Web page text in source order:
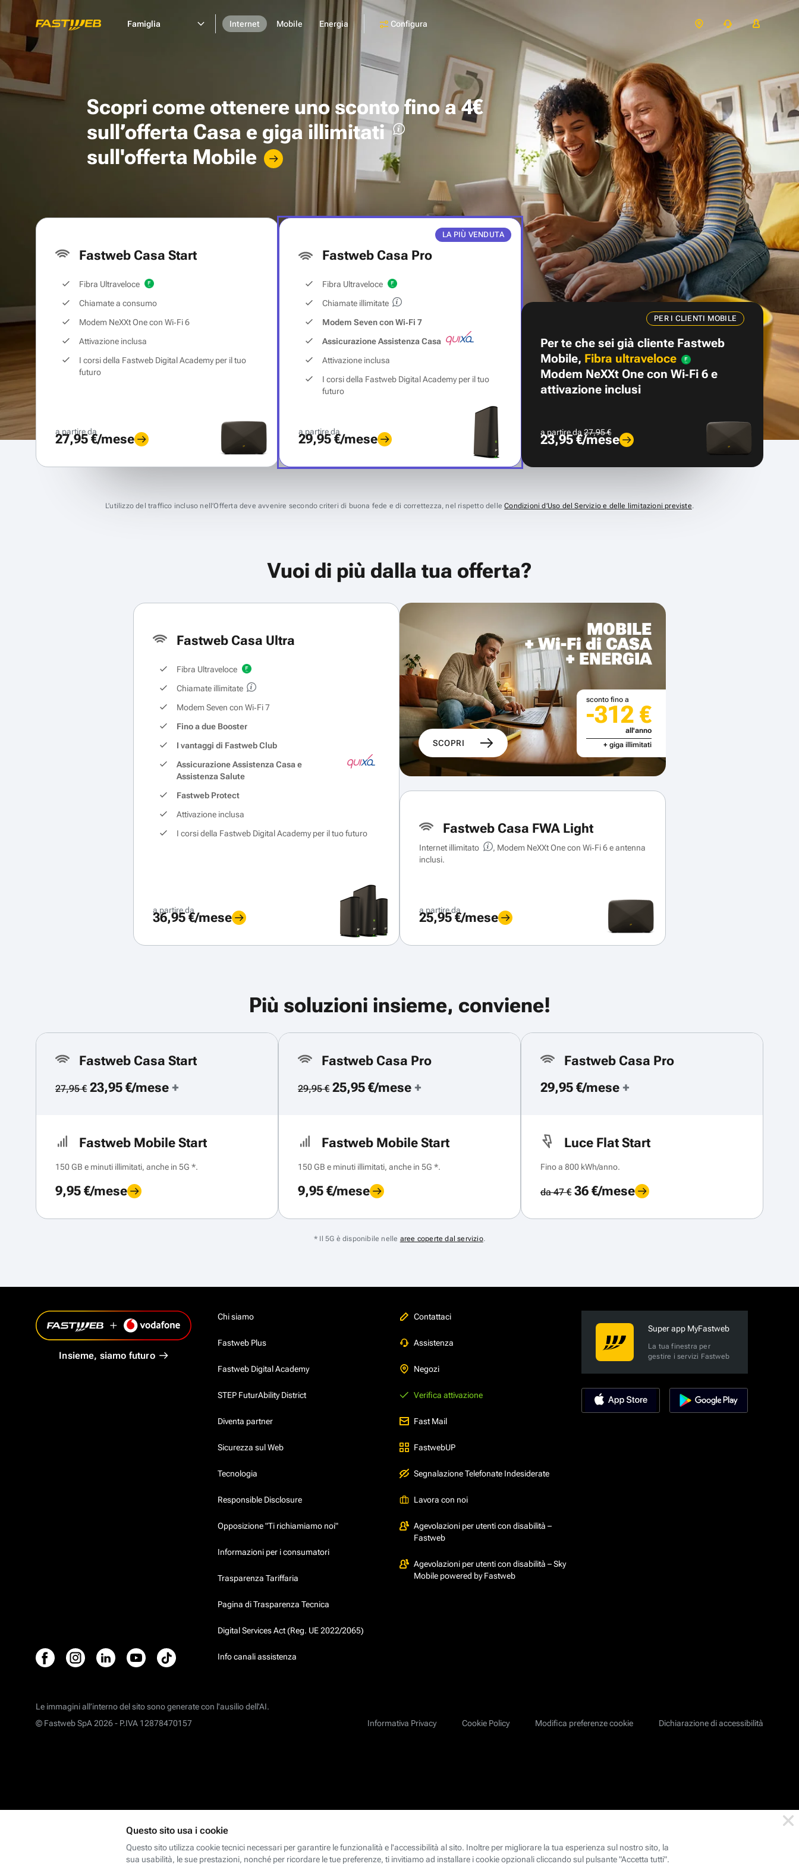
Famiglia Internet Mobile Energia Configura
Scopri come ottenere unosconto fino a 4€
sull’offerta Casa e giga illimitati
sull'offerta Mobile
Fastweb Casa Start
Fibra Ultraveloce
Chiamate a consumo
Modem NeXXt One con Wi‑Fi 6
Attivazione inclusa
I corsi della Fastweb Digital Academy per il tuo
futuro
a partire da
27,95 €/mese
LA PIÙ VENDUTA
Fastweb Casa Pro
Fibra Ultraveloce
Chiamate illimitate
Modem Seven con Wi‑Fi 7
Assicurazione Assistenza Casa
Attivazione inclusa
I corsi della Fastweb Digital Academy per il tuo
futuro
a partire da
29,95 €/mese
PER I CLIENTI MOBILE
Per te che sei già cliente Fastweb
Mobile, Fibra ultraveloce
Modem NeXXt One con Wi‑Fi 6 e
attivazione inclusi
a partire da27,95 €
23,95 €/mese
L’utilizzo del traffico incluso nell’Offerta deve avvenire secondo criteri di buona fede e di correttezza, nel rispetto delleCondizioni d’Uso del Servizio e delle limitazioni previste.
Vuoi di più dalla tua offerta?
Fastweb Casa Ultra
Fibra Ultraveloce
Chiamate illimitate
Modem Seven con Wi‑Fi 7
Fino a due Booster
I vantaggi di Fastweb Club
Assicurazione Assistenza Casa e
Assistenza Salute
Fastweb Protect
Attivazione inclusa
I corsi della Fastweb Digital Academy per il tuo futuro
a partire da
36,95 €/mese
MOBILE
+ Wi-Fi di CASA
+ ENERGIA
SCOPRI
sconto fino a
-312 €
all'anno
+ giga illimitati
Fastweb Casa FWA Light
Internet illimitato
, Modem NeXXt One con Wi‑Fi 6 e antenna
inclusi.
a partire da
25,95 €/mese
Più soluzioni insieme, conviene!
Fastweb Casa Start
27,95 €23,95 €/mese +
Fastweb Mobile Start
150 GB e minuti illimitati, anche in 5G *.
9,95 €/mese
Fastweb Casa Pro
29,95 €25,95 €/mese +
Fastweb Mobile Start
150 GB e minuti illimitati, anche in 5G *.
9,95 €/mese
Fastweb Casa Pro
29,95 €/mese +
Luce Flat Start
Fino a 800 kWh/anno.
da 47 €36 €/mese
* Il 5G è disponibile nelle aree coperte dal servizio.
Insieme, siamo futuro
Chi siamo
Fastweb Plus
Fastweb Digital Academy
STEP FuturAbility District
Diventa partner
Sicurezza sul Web
Tecnologia
Responsible Disclosure
Opposizione "Ti richiamiamo noi"
Informazioni per i consumatori
Trasparenza Tariffaria
Pagina di Trasparenza Tecnica
Digital Services Act (Reg. UE 2022/2065)
Info canali assistenza
Contattaci
Assistenza
Negozi
Verifica attivazione
Fast Mail
FastwebUP
Segnalazione Telefonate Indesiderate
Lavora con noi
Agevolazioni per utenti con disabilità –
Fastweb
Agevolazioni per utenti con disabilità – Sky
Mobile powered by Fastweb
Super app MyFastweb
La tua finestra per
gestire i servizi Fastweb
Le immagini all’interno del sito sono generate con l'ausilio dell'AI.
Informativa Privacy
Cookie Policy Modifica preferenze cookie Dichiarazione di accessibilità
© Fastweb SpA 2026 - P.IVA 12878470157